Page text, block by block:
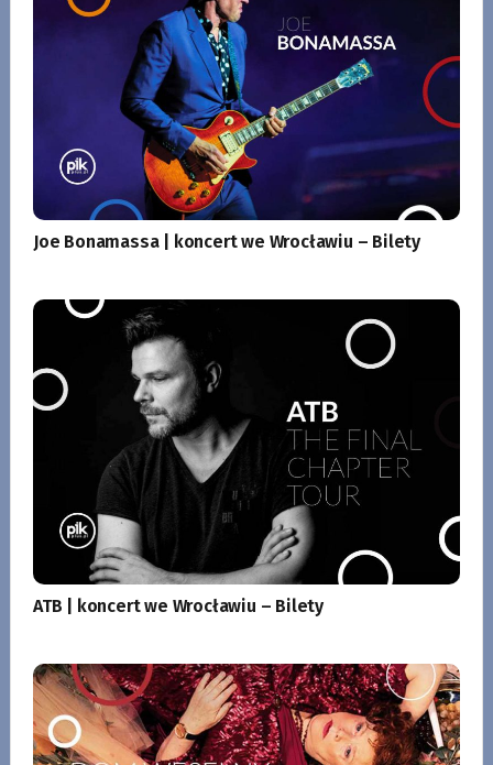
Joe Bonamassa | koncert we Wrocławiu – Bilety
ATB | koncert we Wrocławiu – Bilety